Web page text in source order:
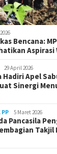
Bencana:
Aspirasi
29 April 2026
Hadiri Apel
Sinergi
PP 5 Maret 2026
Pancasila